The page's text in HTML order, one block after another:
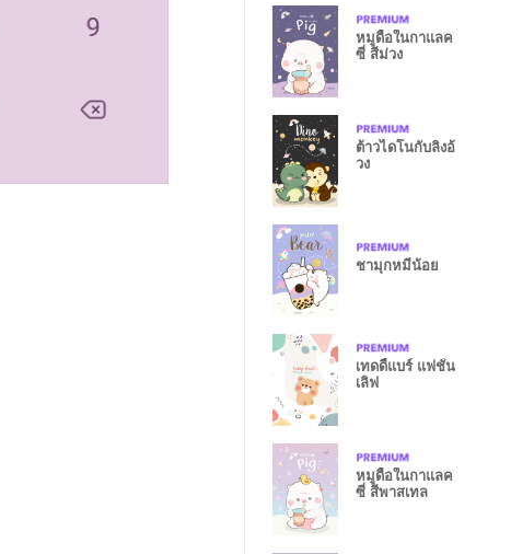
หมูดื้อในกาแลค
ซี่ สีม่วง
ต้าวไดโนกับลิงอ้
วง
ชามุกหมีน้อย
เทดดี้แบร์ แฟชั่น
เลิฟ
หมูดื้อในกาแลค
ซี่ สีพาสเทล